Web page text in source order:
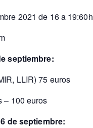
2021 de 16 a 19:60h
septiembre:
LLIR) 75 euros
– 100 euros
de septiembre: